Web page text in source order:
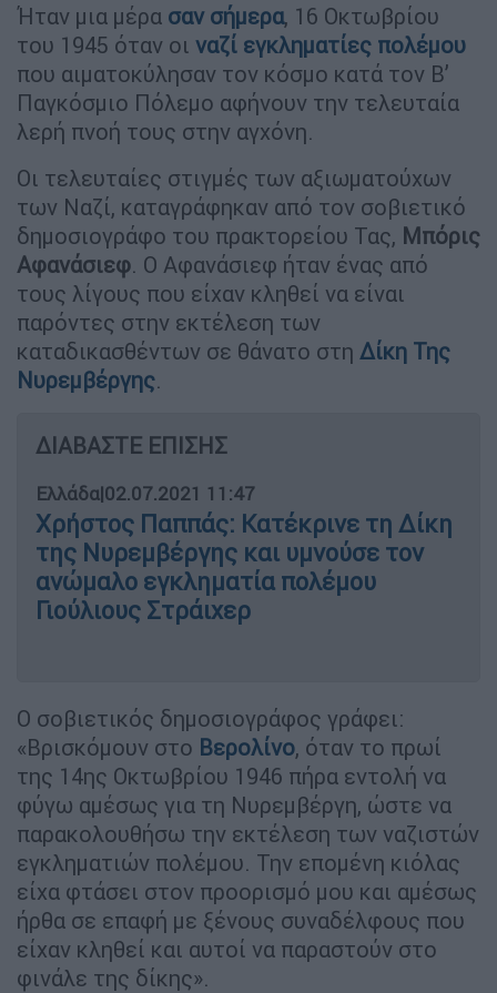
Ήταν μια μέρα σαν σήμερα, 16 Οκτωβρίου
του 1945 όταν οι ναζί εγκληματίες πολέμου
που αιματοκύλησαν τον κόσμο κατά τον Β’
Παγκόσμιο Πόλεμο αφήνουν την τελευταία
λερή πνοή τους στην αγχόνη.
Οι τελευταίες στιγμές των αξιωματούχων
των Ναζί, καταγράφηκαν από τον σοβιετικό
δημοσιογράφο του πρακτορείου Τας, Μπόρις
Αφανάσιεφ. Ο Αφανάσιεφ ήταν ένας από
τους λίγους που είχαν κληθεί να είναι
παρόντες στην εκτέλεση των
καταδικασθέντων σε θάνατο στη Δίκη Της
Νυρεμβέργης.
ΔΙΑΒΑΣΤΕ ΕΠΙΣΗΣ
Ελλάδα|02.07.2021 11:47
Χρήστος Παππάς: Κατέκρινε τη Δίκη
της Νυρεμβέργης και υμνούσε τον
ανώμαλο εγκληματία πολέμου
Γιούλιους Στράιχερ
Ο σοβιετικός δημοσιογράφος γράφει:
«Βρισκόμουν στο Βερολίνο, όταν το πρωί
της 14ης Οκτωβρίου 1946 πήρα εντολή να
φύγω αμέσως για τη Νυρεμβέργη, ώστε να
παρακολουθήσω την εκτέλεση των ναζιστών
εγκληματιών πολέμου. Την επομένη κιόλας
είχα φτάσει στον προορισμό μου και αμέσως
ήρθα σε επαφή με ξένους συναδέλφους που
είχαν κληθεί και αυτοί να παραστούν στο
φινάλε της δίκης».